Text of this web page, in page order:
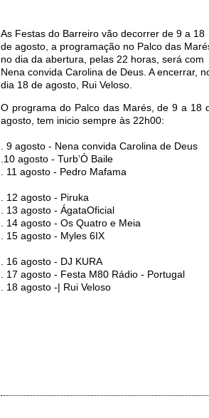
As Festas do Barreiro vão decorrer de 9 a 18
de agosto, a programação no Palco das
no dia da abertura, pelas 22 horas, será com
Nena convida Carolina de Deus. A encerrar,
dia 18 de agosto, Rui Veloso.
O programa do Palco das Marés, de 9 a 18
agosto, tem inicio sempre às 22h00:
. 9 agosto - Nena convida Carolina de Deus
.10 agosto - Turb’Ó Baile
. 11 agosto - Pedro Mafama
. 12 agosto - Piruka
. 13 agosto - ÁgataOficial
. 14 agosto - Os Quatro e Meia
. 15 agosto - Myles 6IX
. 16 agosto - DJ KURA
. 17 agosto - Festa M80 Rádio - Portugal
. 18 agosto -| Rui Veloso